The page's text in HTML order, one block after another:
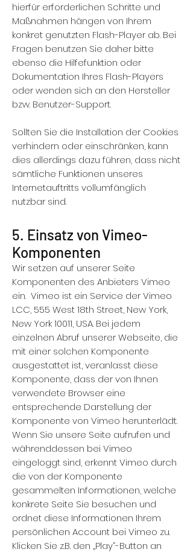
hierfür erforderlichen Schritte und
Maßnahmen hängen von Ihrem
konkret genutzten Flash-Player ab. Bei
Fragen benutzen Sie daher bitte
ebenso die Hilfefunktion oder
Dokumentation Ihres Flash-Players
oder wenden sich an den Hersteller
bzw. Benutzer-Support.
Sollten Sie die Installation der Cookies
verhindern oder einschränken, kann
dies allerdings dazu führen, dass nicht
sämtliche Funktionen unseres
Internetauftritts vollumfänglich
nutzbar sind.
5. Einsatz von Vimeo-
Komponenten
Wir setzen auf unserer Seite
Komponenten des Anbieters Vimeo
ein. Vimeo ist ein Service der Vimeo
LCC, 555 West 18th Street, New York,
New York 10011, USA. Bei jedem
einzelnen Abruf unserer Webseite, die
mit einer solchen Komponente
ausgestattet ist, veranlasst diese
Komponente, dass der von Ihnen
verwendete Browser eine
entsprechende Darstellung der
Komponente von Vimeo herunterlädt.
Wenn Sie unsere Seite aufrufen und
währenddessen bei Vimeo
eingeloggt sind, erkennt Vimeo durch
die von der Komponente
gesammelten Informationen, welche
konkrete Seite Sie besuchen und
ordnet diese Informationen Ihrem
persönlichen Account bei Vimeo zu.
Klicken Sie z.B. den „Play“-Button an